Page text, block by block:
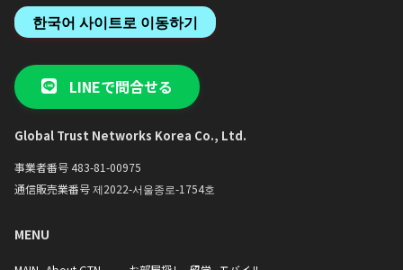
感じることができます。
4. 韓国人学生との交流で会話力UP！
ングやチュートリング（個別指導）を受け
られます。これにより、授業外で自然な韓
国語会話を練習したり、リアルな韓国文化
成績奨学金やサポーターズ奨学金など、あ
学金制度を運営しています。目標達成に向
けて、モチベーション高く学習に励んでく
한국어 사이트로 이동하기
LINEで問合せる
Global Trust Networks Korea Co., Ltd.
事業者番号 483-81-00975
通信販売業番号 제2022-서울종로-1754호
MENU